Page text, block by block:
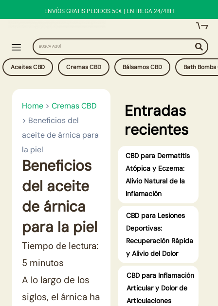
al
ENVÍOS GRATIS PEDIDOS 50€ | ENTREGA 24/48H
Search
Aceites CBD Cremas CBD Bálsamos CBD Bath Bombs
Home >Cremas CBD
> Beneficios del
aceite de árnica para
la piel
Beneficios
del aceite
de árnica
para la piel
Tiempo de lectura:
5 minutos
A lo largo de los
siglos, el árnica ha
Entradas
recientes
CBD para Dermatitis
Atópica y Eczema:
Alivio Natural de la
Inflamación
CBD para Lesiones
Deportivas:
Recuperación Rápida
y Alivio del Dolor
CBD para Inflamación
Articular y Dolor de
Articulaciones